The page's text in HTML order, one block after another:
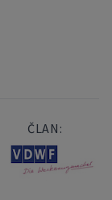
ČLAN: